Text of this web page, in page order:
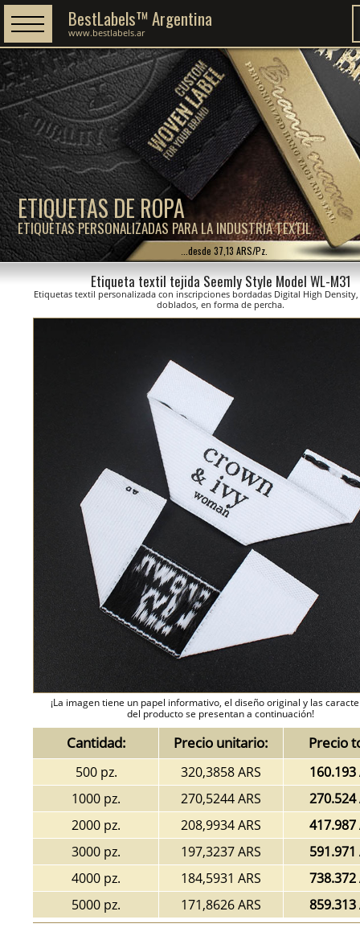
ETIQUETAS DE ROPA
ETIQUETAS PERSONALIZADAS PARA LA INDUSTRIA TEXTIL
BestLabels™ Argentina
www.bestlabels.ar
...desde 37,13 ARS/Pz.
Etiqueta textil tejida Seemly Style Model WL-M31
Etiquetas textil personalizada con inscripciones bordadas Digital High
doblados, en forma de percha.
¡La imagen tiene un papel informativo, el diseño original y las
del producto se presentan a continuación!
Cantidad: Precio unitario: Precio
500 pz. 320,3858 ARS
160.193
1000 pz.
270,5244 ARS
270.524
2000 pz.
208,9934 ARS
417.987
3000 pz.
197,3237 ARS
591.971
4000 pz.
184,5931 ARS
738.372
5000 pz.
171,8626 ARS 859.313